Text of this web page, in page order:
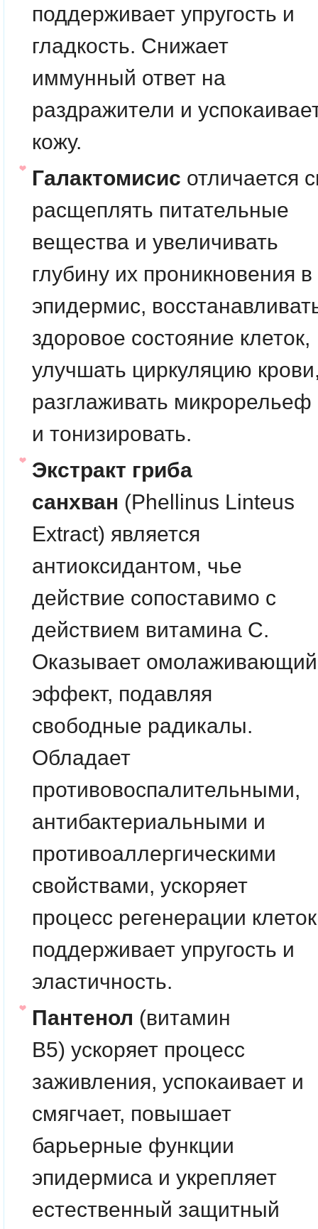
поддерживает упругость и
гладкость. Снижает
иммунный ответ на
раздражители и
кожу.
Галактомисис отличается
расщеплять питательные
вещества и увеличивать
глубину их проникновения в
эпидермис,
здоровое состояние клеток,
улучшать циркуляцию
разглаживать микрорельеф
и тонизировать.
Экстракт гриба
санхван (Phellinus Linteus
Extract) является
антиоксидантом, чье
действие сопоставимо с
действием витамина C.
Оказывает омолаживающий
эффект, подавляя
свободные радикалы.
Обладает
противовоспалительными,
антибактериальными и
противоаллергическими
свойствами, ускоряет
процесс регенерации
поддерживает упругость и
эластичность.
Пантенол (витамин
B5) ускоряет процесс
заживления, успокаивает и
смягчает, повышает
барьерные функции
эпидермиса и укрепляет
естественный защитный